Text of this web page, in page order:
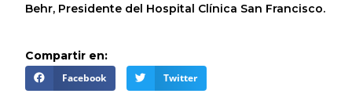
Behr, Presidente del Hospital Clínica San Francisco.
Compartir en:
Facebook Twitter